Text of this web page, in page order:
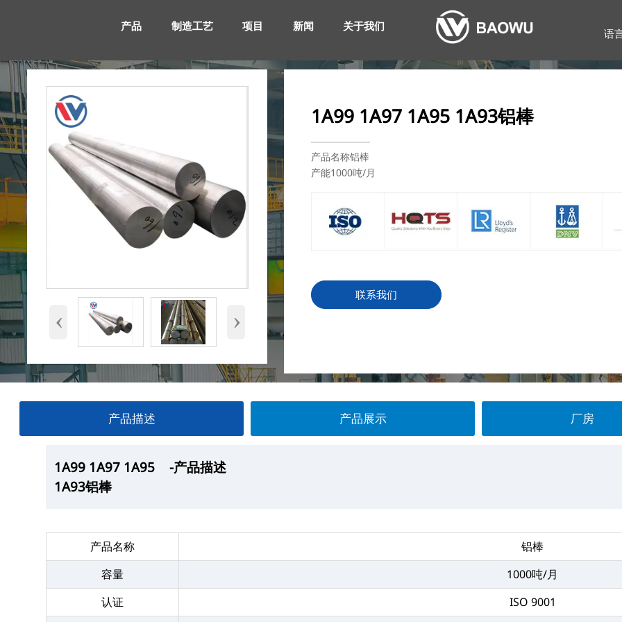
产品 制造工艺 项目 新闻 关于我们
语
‹ ›
1A99 1A97 1A95 1A93铝棒
产品名称铝棒
产能1000吨/月
联系我们
产品描述 产品展示 厂房
1A99 1A97 1A95
1A93铝棒
-产品描述
产品名称
铝棒
容量
1000吨/月
认证
ISO 9001
1A99 1A97 1A95
1A93铝棒
—产品展示
1A99 1A97 1A95
1A93铝棒
-厂房
1A99 1A97 1A95
1A93铝棒
-产品包装